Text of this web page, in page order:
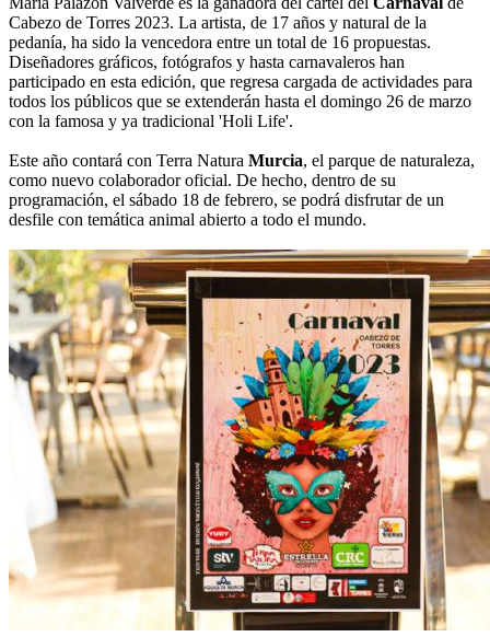
Cabezo de Torres 2023. La artista, de 17 años y natural de la
pedanía, ha sido la vencedora entre un total de 16 propuestas.
Diseñadores gráficos, fotógrafos y hasta carnavaleros han
participado en esta edición, que regresa cargada de actividades para
todos los públicos que se extenderán hasta el domingo 26 de marzo
con la famosa y ya tradicional 'Holi Life'.
Este año contará con Terra Natura Murcia, el parque de naturaleza,
como nuevo colaborador oficial. De hecho, dentro de su
programación, el sábado 18 de febrero, se podrá disfrutar de un
desfile con temática animal abierto a todo el mundo.